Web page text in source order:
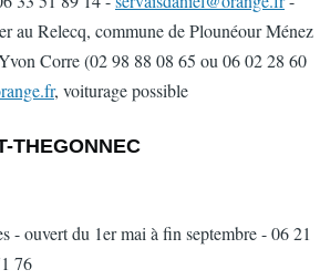
au Relecq, commune de Plounéour Ménez
Corre (02 98 88 08 65 ou 06 02 28 60
, voiturage possible
THEGONNEC
- ouvert du 1er mai à fin septembre - 06 21
76